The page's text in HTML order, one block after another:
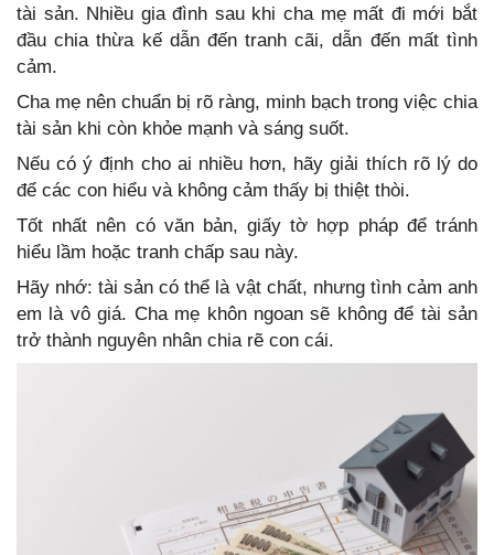
tài sản. Nhiều gia đình sau khi cha mẹ mất đi mới bắt
đầu chia thừa kế dẫn đến tranh cãi, dẫn đến mất tình
cảm.
Cha mẹ nên chuẩn bị rõ ràng, minh bạch trong việc chia
tài sản khi còn khỏe mạnh và sáng suốt.
Nếu có ý định cho ai nhiều hơn, hãy giải thích rõ lý do
để các con hiểu và không cảm thấy bị thiệt thòi.
Tốt nhất nên có văn bản, giấy tờ hợp pháp để tránh
hiểu lầm hoặc tranh chấp sau này.
Hãy nhớ: tài sản có thể là vật chất, nhưng tình cảm anh
em là vô giá. Cha mẹ khôn ngoan sẽ không để tài sản
trở thành nguyên nhân chia rẽ con cái.